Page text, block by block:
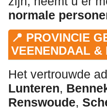
normale
📍 PROVINCIE
VEENENDAAL &
Het vertrouwde
Lunteren,
Renswoude,